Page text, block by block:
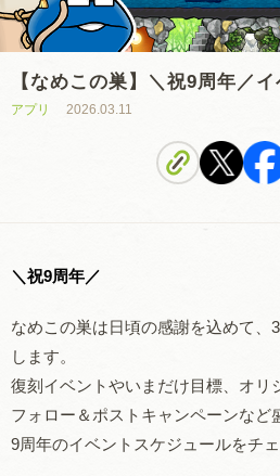
【なめこの巣】＼祝9周年／
アプリ 2026.03.11
＼祝9周年／
なめこの巣は日頃の感謝を込めて、
します。
復刻イベントやいまだけ目標、オリ
フォロー＆ポストキャンペーンなど
9周年のイベントスケジュールをチ